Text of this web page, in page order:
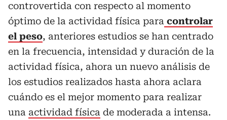
controvertida con respecto al momento
óptimo de la actividad física para controlar
el peso, anteriores estudios se han centrado
en la frecuencia, intensidad y duración de la
actividad física, ahora un nuevo análisis de
los estudios realizados hasta ahora aclara
cuándo es el mejor momento para realizar
una actividad física de moderada a intensa.